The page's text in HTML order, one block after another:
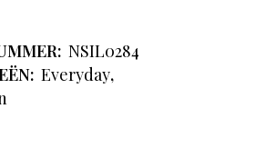
NSIL0284
Everyday,